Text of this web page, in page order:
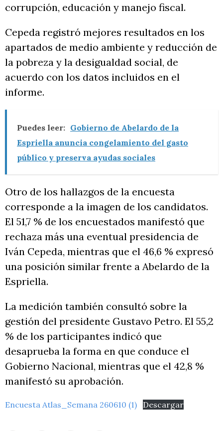
corrupción, educación y manejo fiscal.
Cepeda registró mejores resultados en los
apartados de medio ambiente y reducción de
la pobreza y la desigualdad social, de
acuerdo con los datos incluidos en el
informe.
Puedes leer: Gobierno de Abelardo de la
Espriella anuncia congelamiento del gasto
público y preserva ayudas sociales
Otro de los hallazgos de la encuesta
corresponde a la imagen de los candidatos.
El 51,7 % de los encuestados manifestó que
rechaza más una eventual presidencia de
Iván Cepeda, mientras que el 46,6 % expresó
una posición similar frente a Abelardo de la
Espriella.
La medición también consultó sobre la
gestión del presidente Gustavo Petro. El 55,2
% de los participantes indicó que
desaprueba la forma en que conduce el
Gobierno Nacional, mientras que el 42,8 %
manifestó su aprobación.
Encuesta Atlas_Semana 260610 (1) Descargar